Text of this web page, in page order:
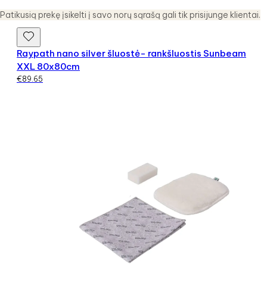
Patikusią prekę įsikelti į savo norų sąrašą gali tik prisijunge klientai.
Raypath nano silver šluostė- rankšluostis Sunbeam
XXL 80x80cm
€89.65